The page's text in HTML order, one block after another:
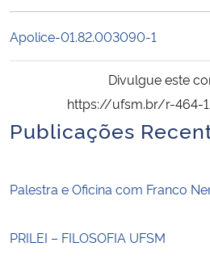
Ministério da Cidadania
Ministério de Minas e Energia
Ministério da Ciência, Tecnologia, Inovações
Ministério do Meio Ambiente
Apolice-01.82.003090-1
Divulgue este
https://ufsm.br/r-464-
Publicações
Palestra e Oficina com Franco
PRILEI – FILOSOFIA UFSM